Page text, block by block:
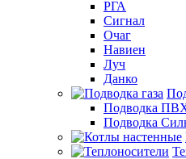
РГА
Сигнал
Очаг
Навиен
Луч
Данко
Подводка
Подводка